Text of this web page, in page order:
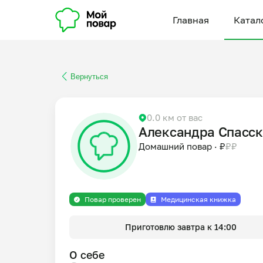
Главная
Вернуться
0.0 км от вас
Александра
Домашний повар · ₽₽₽
Повар проверен Медицинская книжка
Приготовлю завтра к 14:00
О себе